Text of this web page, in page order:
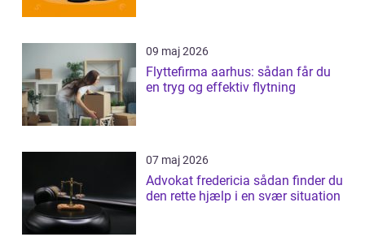
09 maj 2026
Flyttefirma aarhus: sådan får du
en tryg og effektiv flytning
07 maj 2026
Advokat fredericia sådan finder du
den rette hjælp i en svær situation